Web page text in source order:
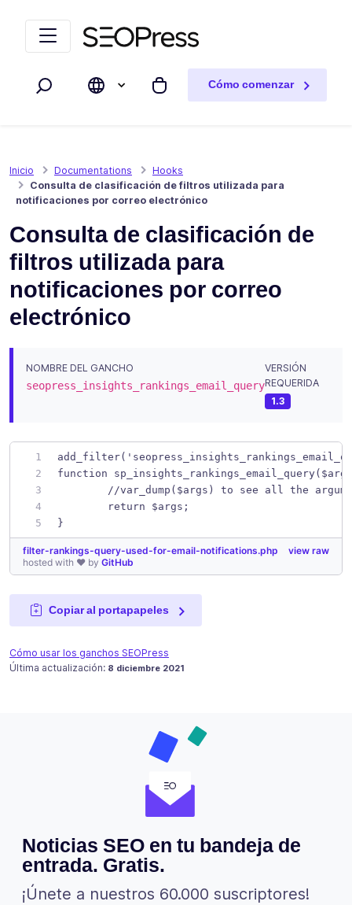
Buscar Mi carrito
Cómo comenzar
Inicio Documentations
Hooks
Consulta de clasificación de filtros utilizada para
notificaciones por correo electrónico
Consulta de clasificación de
filtros utilizada para
notificaciones por correo
electrónico
NOMBRE DEL GANCHO
seopress_insights_rankings_email_query
VERSIÓN
REQUERIDA
1.3
function
//var_dump($args) to see all the
	return $args;
}
view raw
filter-rankings-query-used-for-email-notifications.php
hosted with ❤ by GitHub
Copiar al portapapeles
Cómo usar los ganchos SEOPress
Última actualización: Publicado en
8 diciembre 2021
8 diciembre 2021
Noticias SEO en tu bandeja de
entrada. Gratis.
¡Únete a nuestros 60.000 suscriptores!